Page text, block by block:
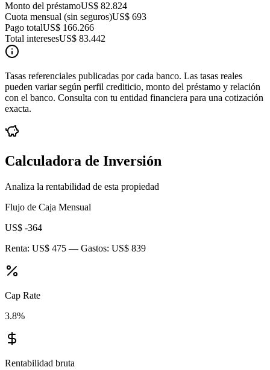
Monto del préstamoUS$ 82.824
Cuota mensual (sin seguros)US$ 693
Pago totalUS$ 166.266
Total interesesUS$ 83.442
Tasas referenciales publicadas por cada banco. Las tasas reales
pueden variar según perfil crediticio, monto del préstamo y relación
con el banco. Consulta con tu entidad financiera para una cotización
exacta.
Calculadora de Inversión
Analiza la rentabilidad de esta propiedad
Flujo de Caja Mensual
US$ -364
Renta: US$ 475 — Gastos: US$ 839
Cap Rate
3.8%
Rentabilidad bruta